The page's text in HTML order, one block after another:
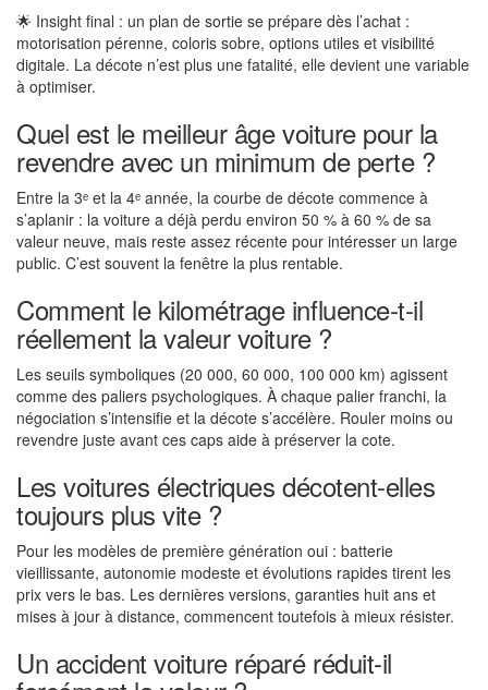
🌟 Insight final : un plan de sortie se prépare dès l’achat :
motorisation pérenne, coloris sobre, options utiles et visibilité
digitale. La décote n’est plus une fatalité, elle devient une variable
à optimiser.
Quel est le meilleur âge voiture pour la
revendre avec un minimum de perte ?
Entre la 3ᵉ et la 4ᵉ année, la courbe de décote commence à
s’aplanir : la voiture a déjà perdu environ 50 % à 60 % de sa
valeur neuve, mais reste assez récente pour intéresser un large
public. C’est souvent la fenêtre la plus rentable.
Comment le kilométrage influence-t-il
réellement la valeur voiture ?
Les seuils symboliques (20 000, 60 000, 100 000 km) agissent
comme des paliers psychologiques. À chaque palier franchi, la
négociation s’intensifie et la décote s’accélère. Rouler moins ou
revendre juste avant ces caps aide à préserver la cote.
Les voitures électriques décotent-elles
toujours plus vite ?
Pour les modèles de première génération oui : batterie
vieillissante, autonomie modeste et évolutions rapides tirent les
prix vers le bas. Les dernières versions, garanties huit ans et
mises à jour à distance, commencent toutefois à mieux résister.
Un accident voiture réparé réduit-il